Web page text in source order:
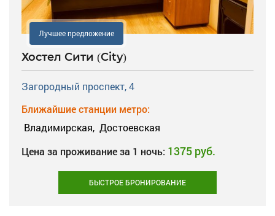
Лучшее предложение
Хостел Сити (City)
Загородный проспект, 4
Ближайшие станции метро:
Владимирская, Достоевская
Цена за проживание за 1 ночь: 1375 руб.
БЫСТРОЕ БРОНИРОВАНИЕ